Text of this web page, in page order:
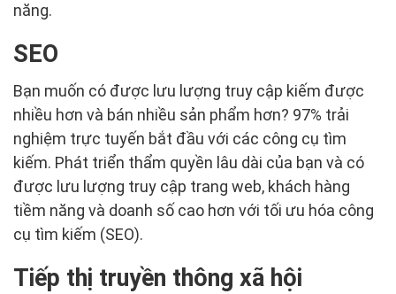
năng.
SEO
Bạn muốn có được lưu lượng truy cập kiếm được
nhiều hơn và bán nhiều sản phẩm hơn? 97% trải
nghiệm trực tuyến bắt đầu với các công cụ tìm
kiếm. Phát triển thẩm quyền lâu dài của bạn và có
được lưu lượng truy cập trang web, khách hàng
tiềm năng và doanh số cao hơn với tối ưu hóa công
cụ tìm kiếm (SEO).
Tiếp thị truyền thông xã hội